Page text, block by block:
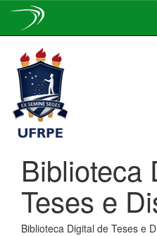
navigation
Biblioteca
Teses e
Biblioteca Digital de Teses e